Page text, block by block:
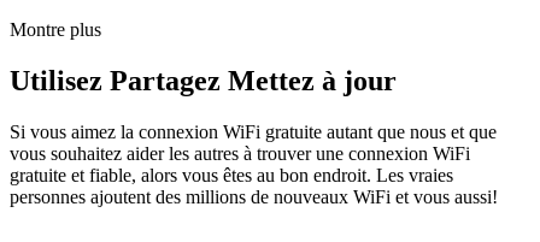
Montre plus
Utilisez Partagez Mettez à jour
Si vous aimez la connexion WiFi gratuite autant que nous et que
vous souhaitez aider les autres à trouver une connexion WiFi
gratuite et fiable, alors vous êtes au bon endroit. Les vraies
personnes ajoutent des millions de nouveaux WiFi et vous aussi!